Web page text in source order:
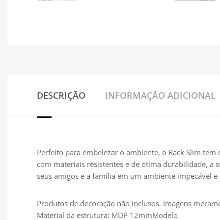
DESCRIÇÃO INFORMAÇÃO ADICIONAL
Perfeito para embelezar o ambiente, o Rack Slim
com materiais resistentes e de ótima durabilidade, a
seus amigos e a família em um ambiente impecável
Produtos de decoração não inclusos. Imagens
Material da estrutura: MDP 12mmModelo